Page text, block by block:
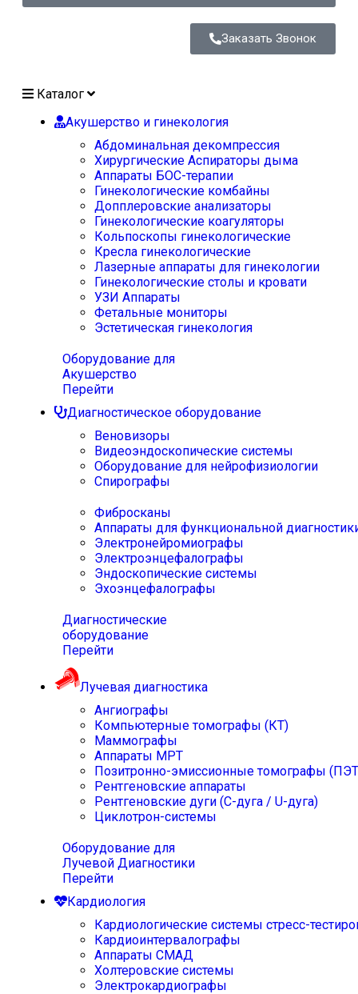
Заказать Звонок
Каталог
Акушерство и гинекология
Абдоминальная декомпрессия
Хирургические Аспираторы дыма
Аппараты БОС-терапии
Гинекологические комбайны
Допплеровские анализаторы
Гинекологические коагуляторы
Кольпоскопы гинекологические
Кресла гинекологические
Лазерные аппараты для гинекологии
Гинекологические столы и кровати
УЗИ Аппараты
Фетальные мониторы
Эстетическая гинекология
Оборудование для
Акушерство
Перейти
Диагностическое оборудование
Веновизоры
Видеоэндоскопические системы
Оборудование для нейрофизиологии
Спирографы
Фибросканы
Аппараты для функциональной
Электронейромиографы
Электроэнцефалографы
Эндоскопические системы
Эхоэнцефалографы
Диагностические
оборудование
Перейти
Лучевая диагностика
Ангиографы
Компьютерные томографы (КТ)
Маммографы
Аппараты МРТ
Позитронно-эмиссионные томографы
Рентгеновские аппараты
Рентгеновские дуги (С-дуга / U-дуга)
Циклотрон-системы
Оборудование для
Лучевой Диагностики
Перейти
Кардиология
Кардиологические системы стресс-
Кардиоинтервалографы
Аппараты СМАД
Холтеровские системы
Электрокардиографы